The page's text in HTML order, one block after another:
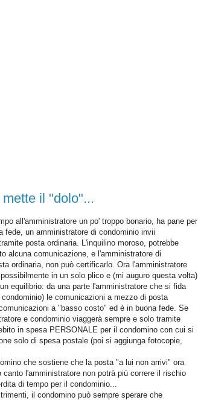
il "dolo"...
all'amministratore un po' troppo bonario, ha pane per
un amministratore di condominio invii
posta ordinaria. L'inquilino moroso, potrebbe
alcuna comunicazione, e l'amministratore di
ordinaria, non può certificarlo. Ora l'amministratore
in un solo plico e (mi auguro questa volta)
equilibrio: da una parte l'amministratore che si fida
le comunicazioni a mezzo di posta
a "basso costo" ed è in buona fede. Se
e condominio viaggerà sempre e solo tramite
in spesa PERSONALE per il condomino con cui si
solo di spesa postale (poi si aggiunga fotocopie,
che sostiene che la posta "a lui non arrivi" ora
l'amministratore non potrà più correre il rischio
di tempo per il condominio...
il condomino può sempre sperare che